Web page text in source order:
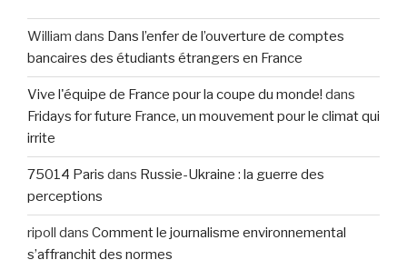
William dans Dans l’enfer de l’ouverture de comptes
bancaires des étudiants étrangers en France
Vive l'équipe de France pour la coupe du monde! dans
Fridays for future France, un mouvement pour le climat qui
irrite
75014 Paris dans Russie-Ukraine : la guerre des
perceptions
ripoll dans Comment le journalisme environnemental
s’affranchit des normes